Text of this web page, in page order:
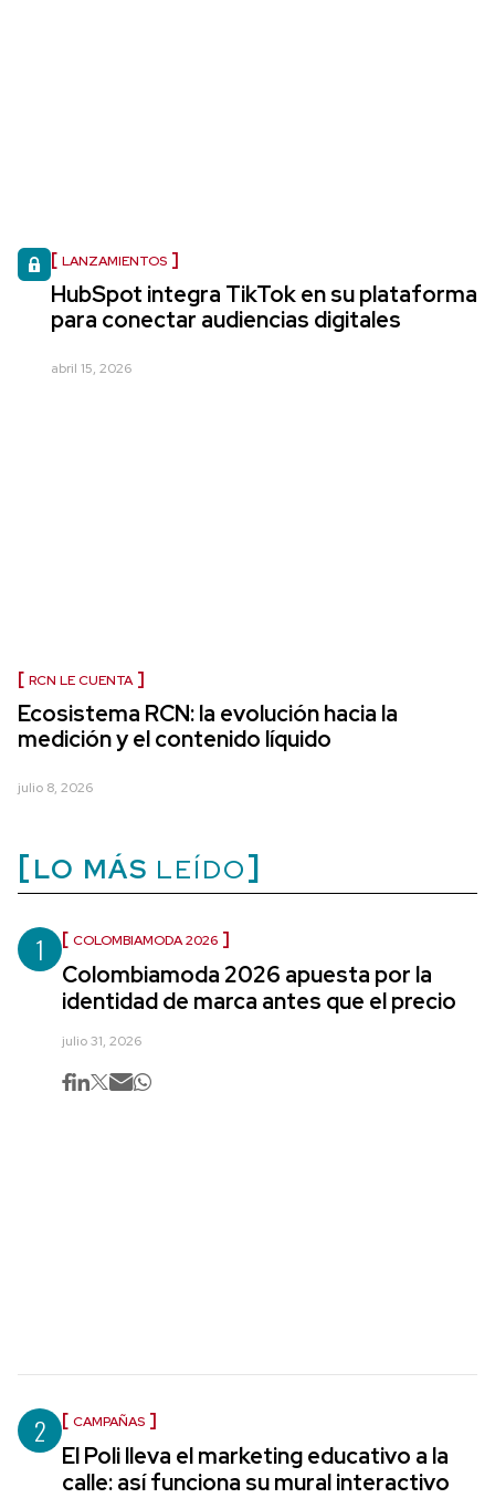
LANZAMIENTOS
HubSpot integra TikTok en su plataforma
para conectar audiencias digitales
abril 15, 2026
RCN LE CUENTA
Ecosistema RCN: la evolución hacia la
medición y el contenido líquido
julio 8, 2026
LO MÁS LEÍDO
1 COLOMBIAMODA 2026
Colombiamoda 2026 apuesta por la
identidad de marca antes que el precio
julio 31, 2026
2 CAMPAÑAS
El Poli lleva el marketing educativo a la
calle: así funciona su mural interactivo